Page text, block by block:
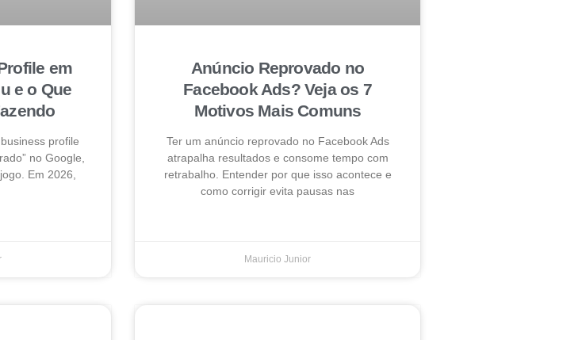
em
e o Que
profile
no Google,
Em 2026,
Anúncio Reprovado no
Facebook Ads? Veja os 7
Motivos Mais Comuns
Ter um anúncio reprovado no Facebook Ads
atrapalha resultados e consome tempo com
retrabalho. Entender por que isso acontece e
como corrigir evita pausas nas
Mauricio Junior